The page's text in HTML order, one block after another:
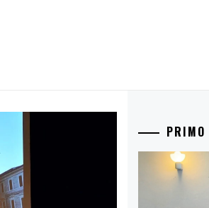
PRIMO